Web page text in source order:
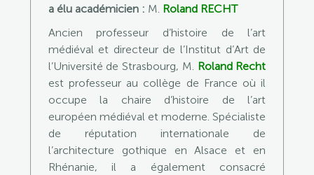
a élu académicien : M. Roland RECHT
Ancien professeur d’histoire de l’art
médiéval et directeur de l’Institut d’Art de
l’Université de Strasbourg, M. Roland Recht
est professeur au collège de France où il
occupe la chaire d’histoire de l’art
européen médiéval et moderne. Spécialiste
de réputation internationale de
l’architecture gothique en Alsace et en
Rhénanie, il a également consacré